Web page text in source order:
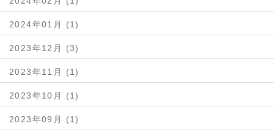
2024年01月 (1)
2023年12月 (3)
2023年11月 (1)
2023年10月 (1)
2023年09月 (1)